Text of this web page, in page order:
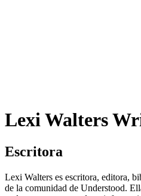
Lexi Walters
Escritora
Lexi Walters es escritora, editora,
de la comunidad de Understood.